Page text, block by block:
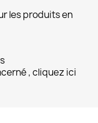
les produits en
, cliquez ici